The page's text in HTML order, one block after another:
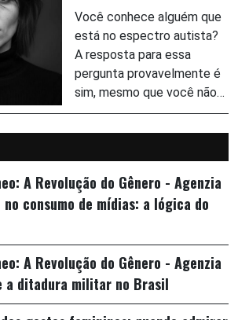
Você conhece alguém que
está no espectro autista?
A resposta para essa
pergunta provavelmente é
sim, mesmo que você não…
A Revolução do Gênero - Agenzia
consumo de mídias: a lógica do
A Revolução do Gênero - Agenzia
a ditadura militar no Brasil